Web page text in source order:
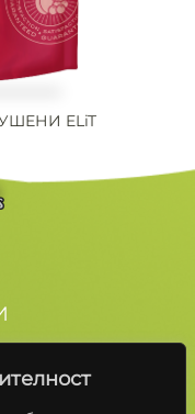
ELiT